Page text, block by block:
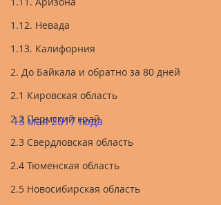
1.12. Невада
1.13. Калифорния
2. До Байкала и обратно за 80 дней
2.1 Кировская область
2.2 Пермский край
2.3 Свердловская область
2.4 Тюменская область
2.5 Новосибирская область
13 мая 2017 года